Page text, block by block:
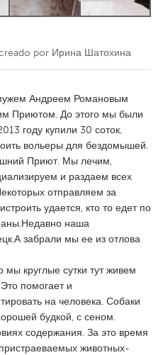
por Ирина Шатохина
Андреем Романовым
Приютом. До этого мы были
году купили 30 соток,
вольеры для бездомышей.
Приют. Мы лечим,
и раздаем всех
отправляем за
удается, кто то едет по
наша
забрали мы ее из отлова
круглые сутки тут живем
помогает и
на человека. Собаки
будкой, с сеном.
содержания. За это время
животных-